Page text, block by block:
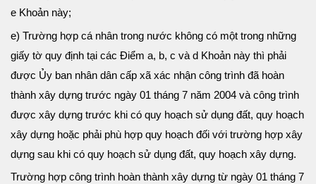
e Khoản này;
e) Trường hợp cá nhân trong nước không có một trong những
giấy tờ quy định tại các Điểm a, b, c và d Khoản này thì phải
được Ủy ban nhân dân cấp xã xác nhận công trình đã hoàn
thành xây dựng trước ngày 01 tháng 7 năm 2004 và công trình
được xây dựng trước khi có quy hoạch sử dụng đất, quy hoạch
xây dựng hoặc phải phù hợp quy hoạch đối với trường hợp xây
dựng sau khi có quy hoạch sử dụng đất, quy hoạch xây dựng.
Trường hợp công trình hoàn thành xây dựng từ ngày 01 tháng 7